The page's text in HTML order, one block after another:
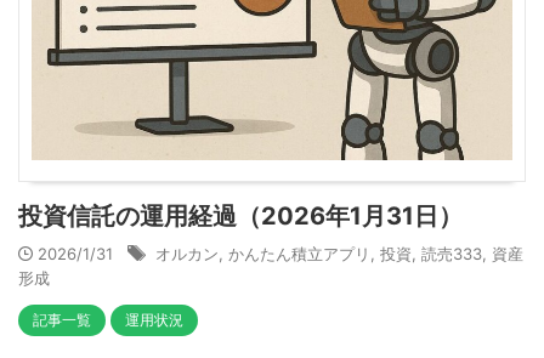
投資信託の運用経過（2026年1月31日）
2026/1/31 オルカン かんたん積立アプリ 投資 読売333 資産
形成
記事一覧 運用状況